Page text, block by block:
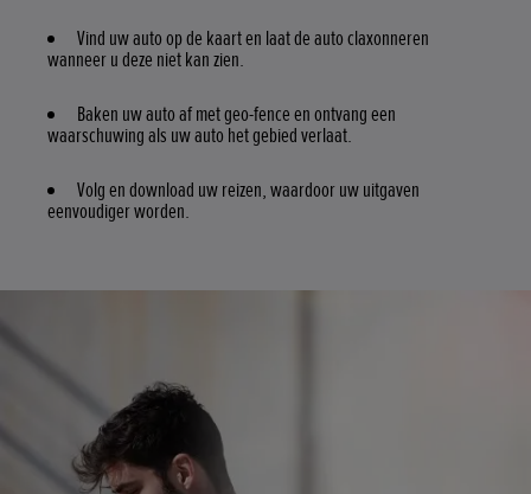
Vind uw auto op de kaart en laat de auto claxonneren
wanneer u deze niet kan zien.
Baken uw auto af met geo-fence en ontvang een
waarschuwing als uw auto het gebied verlaat.
Volg en download uw reizen, waardoor uw uitgaven
eenvoudiger worden.